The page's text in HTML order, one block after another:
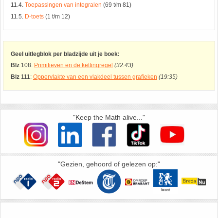
11.4. Toepassingen van integralen (69 t/m 81)
11.5. D-toets (1 t/m 12)
Geel uitlegblok per bladzijde uit je boek:
Blz 108: Primitieven en de kettingregel (32:43)
Blz 111: Oppervlakte van een vlakdeel tussen grafieken (19:35)
"Keep the Math alive..."
"Gezien, gehoord of gelezen op:"
26. Pi
27. Priemgetallen
28. Procenten
29. Romeinse cijfers
30. Sinus
31. Sinusregel
32. Standaarddeviatie
33. Stelling van fermat
34. Stelling van Pythagoras